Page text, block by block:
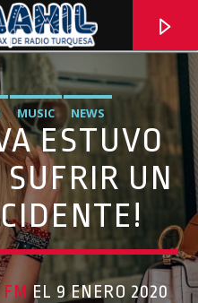
MUSIC NEWS
ESTUVO
UN
EL 9 ENERO 2020